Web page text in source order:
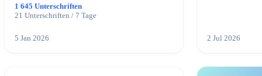
1 645 Unterschriften
21 Unterschriften / 7 Tage
5 Jan 2026 2 Jul 2026